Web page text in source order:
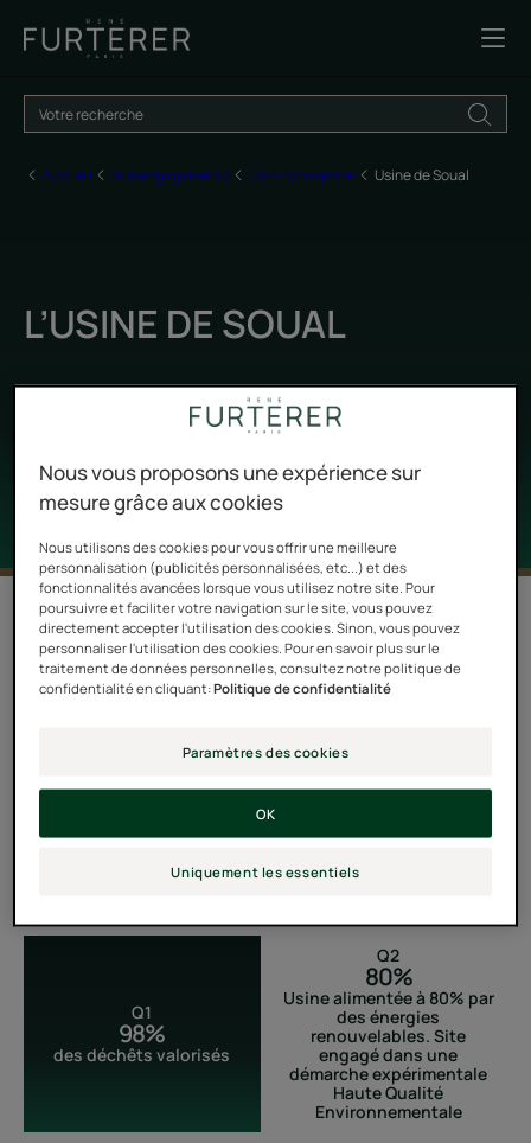
Accueil Nos engagements Éco-conception Usine de Soual
L’USINE DE SOUAL
Mise à jour le2026-06-09, validé parnotre équipe d'experts René Furterer.
Depuis 40 ans, le site de Soual dans le Tarn assure la
fabrication et le conditionnement de nos produits
dermo-cosmétiques.
CHIFFRES CLÉS
Q1
98%
des déchêts valorisés
Q2
80%
Usine alimentée à 80% par
des énergies
renouvelables. Site
engagé dans une
démarche expérimentale
Haute Qualité
Environnementale
Nous vous proposons une expérience sur
mesure grâce aux cookies
Nous utilisons des cookies pour vous offrir une meilleure
personnalisation (publicités personnalisées, etc...) et des
fonctionnalités avancées lorsque vous utilisez notre site. Pour
poursuivre et faciliter votre navigation sur le site, vous pouvez
directement accepter l'utilisation des cookies. Sinon, vous pouvez
personnaliser l'utilisation des cookies. Pour en savoir plus sur le
traitement de données personnelles, consultez notre politique de
confidentialité en cliquant:Politique de confidentialité
Paramètres des cookies
Uniquement les essentiels
OK